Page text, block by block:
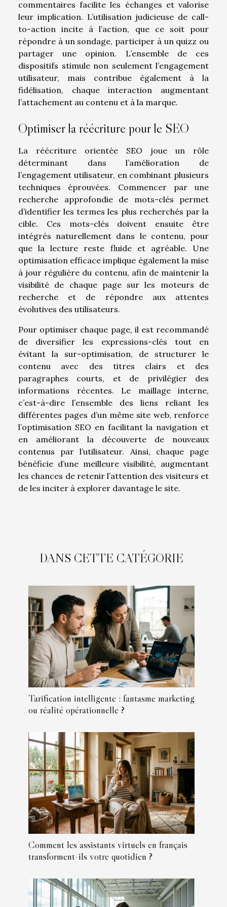
commentaires facilite les échanges et valorise
leur implication. L’utilisation judicieuse de call-
to-action incite à l’action, que ce soit pour
répondre à un sondage, participer à un quizz ou
partager une opinion. L’ensemble de ces
dispositifs stimule non seulement l’engagement
utilisateur, mais contribue également à la
fidélisation, chaque interaction augmentant
l’attachement au contenu et à la marque.
Optimiser la réécriture pour le SEO
La réécriture orientée SEO joue un rôle
déterminant dans l’amélioration de
l’engagement utilisateur, en combinant plusieurs
techniques éprouvées. Commencer par une
recherche approfondie de mots-clés permet
d’identifier les termes les plus recherchés par la
cible. Ces mots-clés doivent ensuite être
intégrés naturellement dans le contenu, pour
que la lecture reste fluide et agréable. Une
optimisation efficace implique également la mise
à jour régulière du contenu, afin de maintenir la
visibilité de chaque page sur les moteurs de
recherche et de répondre aux attentes
évolutives des utilisateurs.
Pour optimiser chaque page, il est recommandé
de diversifier les expressions-clés tout en
évitant la sur-optimisation, de structurer le
contenu avec des titres clairs et des
paragraphes courts, et de privilégier des
informations récentes. Le maillage interne,
c’est-à-dire l’ensemble des liens reliant les
différentes pages d’un même site web, renforce
l’optimisation SEO en facilitant la navigation et
en améliorant la découverte de nouveaux
contenus par l’utilisateur. Ainsi, chaque page
bénéficie d’une meilleure visibilité, augmentant
les chances de retenir l’attention des visiteurs et
de les inciter à explorer davantage le site.
DANS CETTE CATÉGORIE
Tarification intelligente : fantasme marketing
ou réalité opérationnelle ?
Comment les assistants virtuels en français
transforment-ils votre quotidien ?